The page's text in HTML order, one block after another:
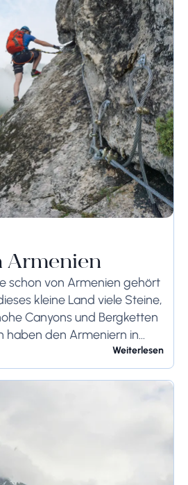
Armenien
schon von Armenien gehört
kleine Land viele Steine,
Canyons und Bergketten
haben den Armeniern in
Situationen immer
Weiterlesen